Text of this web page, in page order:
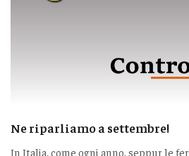
Ne riparliamo a settembre!
In Italia, come ogni anno, seppur le